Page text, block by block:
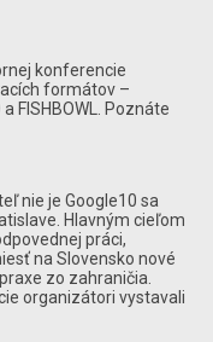
konferencie
formátov –
FISHBOWL. Poznáte
nie je Google10 sa
Hlavným cieľom
práci,
na Slovensko nové
zo zahraničia.
organizátori vystavali